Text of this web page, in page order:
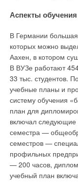
Аспекты обучения
В Германии
которых можно
Аахен, в котором
В ВУЗе работают
33 тыс. студентов.
учебные планы и
систему обучения
план для
включал следующие
семестра —
семестров —
профильных
— 200 часов,
учебный план